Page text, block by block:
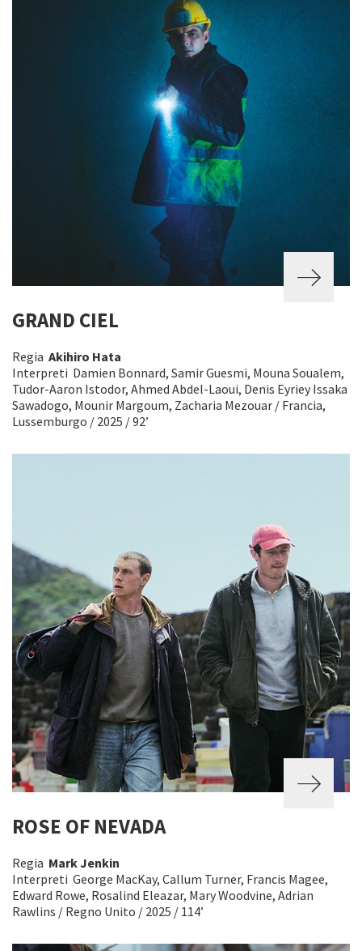
GRAND CIEL
Regia Akihiro Hata
Interpreti Damien Bonnard, Samir Guesmi, Mouna Soualem,
Tudor-Aaron Istodor, Ahmed Abdel-Laoui, Denis Eyriey Issaka
Sawadogo, Mounir Margoum, Zacharia Mezouar / Francia,
Lussemburgo / 2025 / 92’
ROSE OF NEVADA
Regia Mark Jenkin
Interpreti George MacKay, Callum Turner, Francis Magee,
Edward Rowe, Rosalind Eleazar, Mary Woodvine, Adrian
Rawlins / Regno Unito / 2025 / 114’